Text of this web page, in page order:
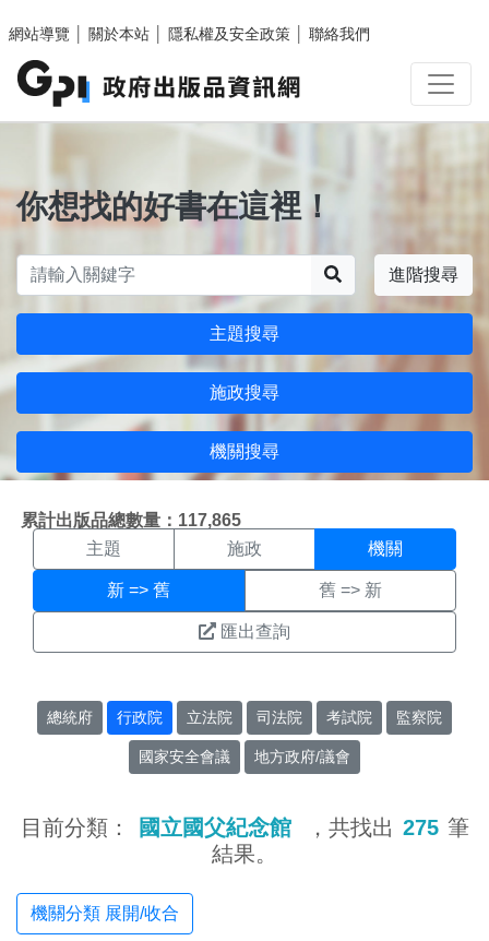
網站導覽
關於本站 隱私權及安全政策 聯絡我們
你想找的好書在這裡！
進階搜尋
主題搜尋
施政搜尋
機關搜尋
累計出版品總數量：117,865
機關搜尋結果頁面
主題 施政 機關
新 => 舊 舊 => 新
匯出查詢
總統府 行政院 立法院 司法院 考試院 監察院
國家安全會議 地方政府/議會
目前分類： 國立國父紀念館 ，共找出 275 筆
結果。
機關分類 展開/收合